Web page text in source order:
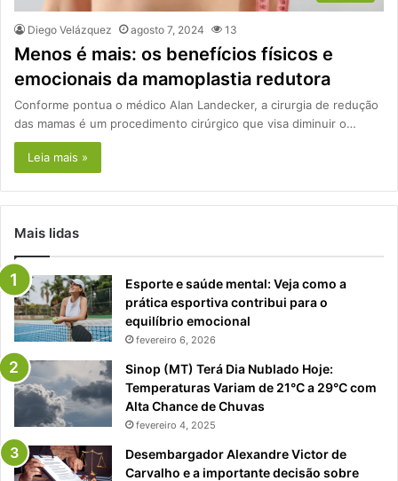
Diego Velázquez agosto 7, 2024 13
Menos é mais: os benefícios físicos e
emocionais da mamoplastia redutora
Conforme pontua o médico Alan Landecker, a cirurgia de redução
das mamas é um procedimento cirúrgico que visa diminuir o…
Leia mais »
Mais lidas
Esporte e saúde mental: Veja como a
prática esportiva contribui para o
equilíbrio emocional
fevereiro 6, 2026
Sinop (MT) Terá Dia Nublado Hoje:
Temperaturas Variam de 21°C a 29°C com
Alta Chance de Chuvas
fevereiro 4, 2025
Desembargador Alexandre Victor de
Carvalho e a importante decisão sobre